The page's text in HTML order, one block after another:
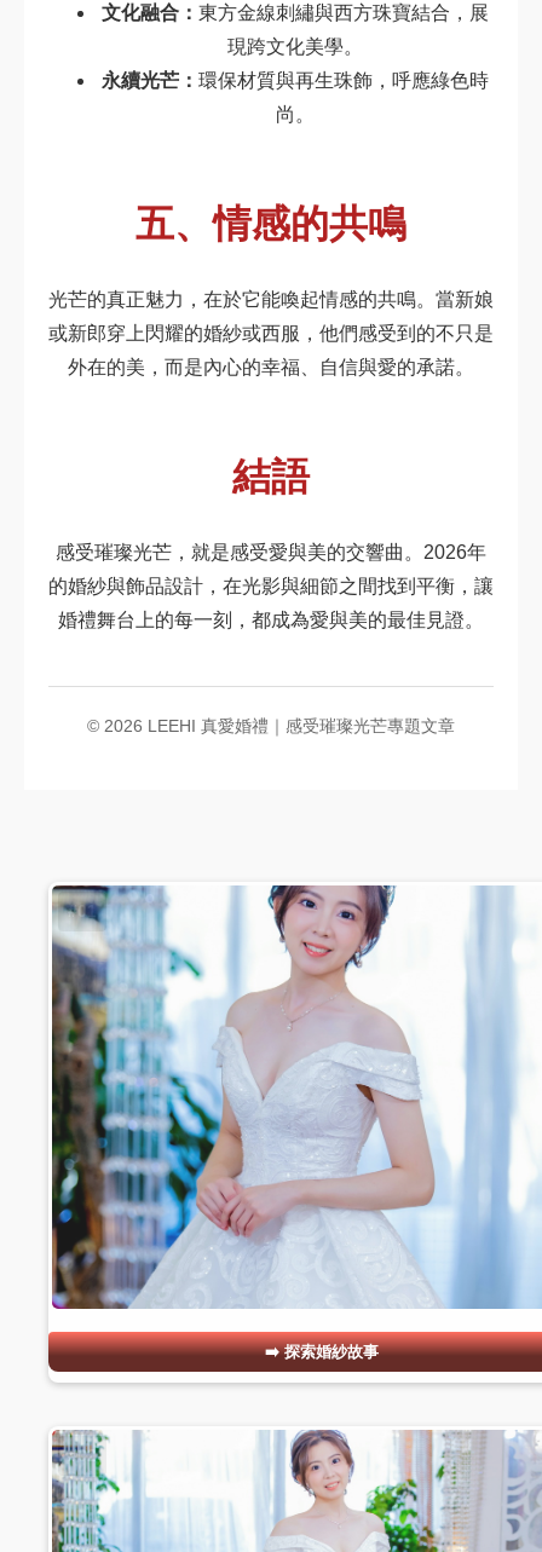
文化融合： 東方金線刺繡與西方珠寶結合，展
現跨文化美學。
永續光芒： 環保材質與再生珠飾，呼應綠色時
尚。
五、情感的共鳴
光芒的真正魅力，在於它能喚起情感的共鳴。當新娘
或新郎穿上閃耀的婚紗或西服，他們感受到的不只是
外在的美，而是內心的幸福、自信與愛的承諾。
結語
感受璀璨光芒，就是感受愛與美的交響曲。2026年
的婚紗與飾品設計，在光影與細節之間找到平衡，讓
婚禮舞台上的每一刻，都成為愛與美的最佳見證。
© 2026 LEEHI 真愛婚禮｜感受璀璨光芒專題文章
#01
探索婚紗故事
#02